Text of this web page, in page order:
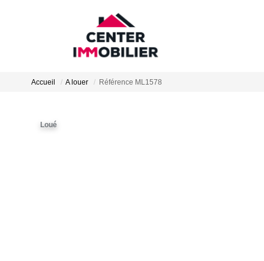
Accueil A louer Référence ML1578
Loué